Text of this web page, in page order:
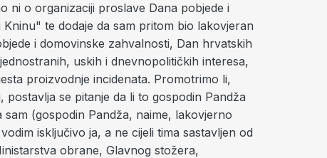
ni o organizaciji proslave Dana pobjede i
te dodaje da sam pritom bio lakovjeran
i domovinske zahvalnosti, Dan hrvatskih
uskih i dnevnopolitičkih interesa,
proizvodnje incidenata. Promotrimo li,
se pitanje da li to gospodin Pandža
(gospodin Pandža, naime, lakovjerno
isključivo ja, a ne cijeli tima sastavljen od
obrane, Glavnog stožera,